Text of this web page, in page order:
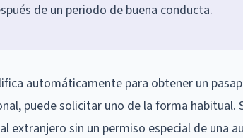
de un periodo de buena conducta.
automáticamente para obtener un
puede solicitar uno de la forma habitual.
extranjero sin un permiso especial de una